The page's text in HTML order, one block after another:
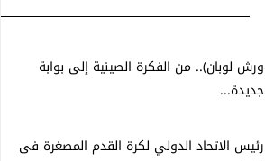
ورش لوبان).. من الفكرة الصينية إلى بوابة
جديدة...
رئيس الاتحاد الدولي لكرة القدم المصغرة فى